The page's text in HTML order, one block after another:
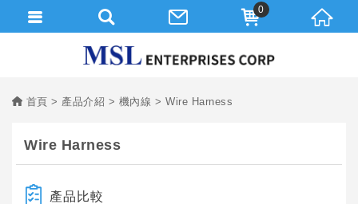
首頁 產品介紹 機內線 Wire Harness
Wire Harness
產品比較
0